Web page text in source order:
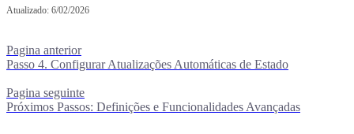
Atualizado: 6/02/2026
Pagina anterior
Passo 4. Configurar Atualizações Automáticas de Estado
Pagina seguinte
Próximos Passos: Definições e Funcionalidades Avançadas